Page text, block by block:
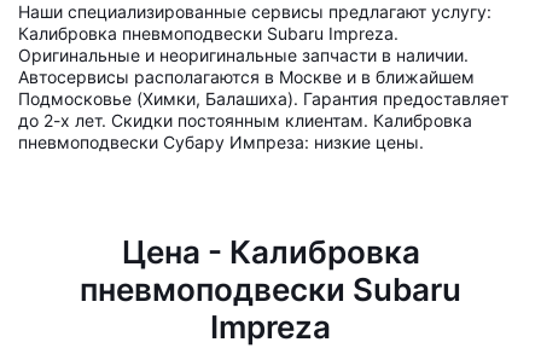
Наши специализированные сервисы предлагают услугу:
Калибровка пневмоподвески Subaru Impreza.
Оригинальные и неоригинальные запчасти в наличии.
Автосервисы располагаются в Москве и в ближайшем
Подмосковье (Химки, Балашиха). Гарантия предоставляет
до 2-х лет. Скидки постоянным клиентам. Калибровка
пневмоподвески Субару Импреза: низкие цены.
Цена - Калибровка
пневмоподвески Subaru
Impreza